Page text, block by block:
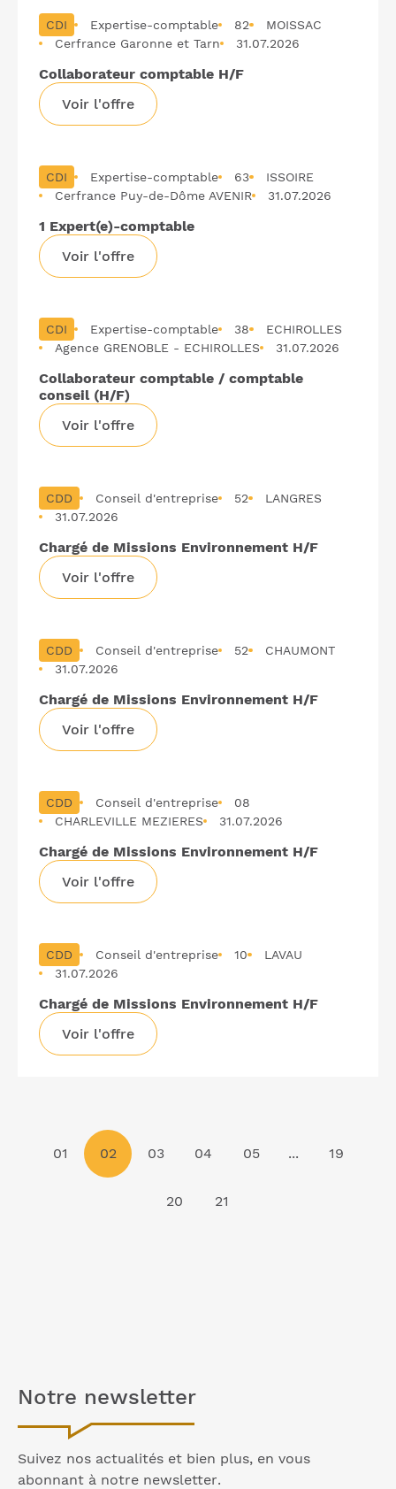
CDI Expertise-comptable 82
MOISSAC
Cerfrance Garonne et Tarn
31.07.2026
Collaborateur comptable H/F
Voir l'offre
CDI Expertise-comptable 63
ISSOIRE
Cerfrance Puy-de-Dôme AVENIR
31.07.2026
1 Expert(e)-comptable
Voir l'offre
CDI Expertise-comptable 38
ECHIROLLES
Agence GRENOBLE - ECHIROLLES
31.07.2026
Collaborateur comptable / comptable
conseil (H/F)
Voir l'offre
CDD Conseil d'entreprise 52
LANGRES
31.07.2026
Chargé de Missions Environnement H/F
Voir l'offre
CDD Conseil d'entreprise 52
CHAUMONT
31.07.2026
Chargé de Missions Environnement H/F
Voir l'offre
CDD Conseil d'entreprise
08
CHARLEVILLE MEZIERES
31.07.2026
Chargé de Missions Environnement H/F
Voir l'offre
CDD Conseil d'entreprise 10
LAVAU
31.07.2026
Chargé de Missions Environnement H/F
Voir l'offre
01 02 03 04 05 ... 19
20 21
Notre newsletter
Suivez nos actualités et bien plus, en vous
abonnant à notre newsletter.